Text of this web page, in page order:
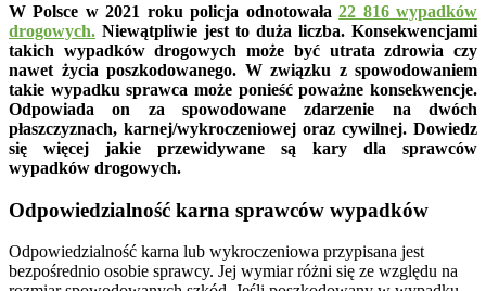
W Polsce w 2021 roku policja odnotowała22 816 wypadków
drogowych. Niewątpliwie jest to duża liczba. Konsekwencjami
takich wypadków drogowych może być utrata zdrowia czy
nawet życia poszkodowanego. W związku z spowodowaniem
takie wypadku sprawca może ponieść poważne konsekwencje.
Odpowiada on za spowodowane zdarzenie na dwóch
płaszczyznach, karnej/wykroczeniowej oraz cywilnej. Dowiedz
się więcej jakie przewidywane są kary dla sprawców
wypadków drogowych.
Odpowiedzialność karna sprawców wypadków
Odpowiedzialność karna lub wykroczeniowa przypisana jest
bezpośrednio osobie sprawcy. Jej wymiar różni się ze względu na